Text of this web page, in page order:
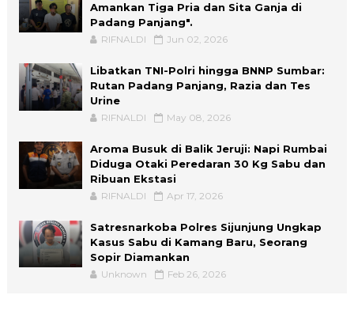
Amankan Tiga Pria dan Sita Ganja di
Padang Panjang".
RIFNALDI Jun 02, 2026
Libatkan TNI-Polri hingga BNNP Sumbar:
Rutan Padang Panjang, Razia dan Tes
Urine
RIFNALDI May 08, 2026
Aroma Busuk di Balik Jeruji: Napi Rumbai
Diduga Otaki Peredaran 30 Kg Sabu dan
Ribuan Ekstasi
RIFNALDI Apr 17, 2026
Satresnarkoba Polres Sijunjung Ungkap
Kasus Sabu di Kamang Baru, Seorang
Sopir Diamankan
Unknown Feb 26, 2026